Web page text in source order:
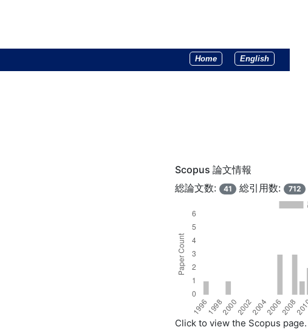
Home English
Scopus 論文情報
総論文数:
41 総引用数: 712
Click to view the Scopus